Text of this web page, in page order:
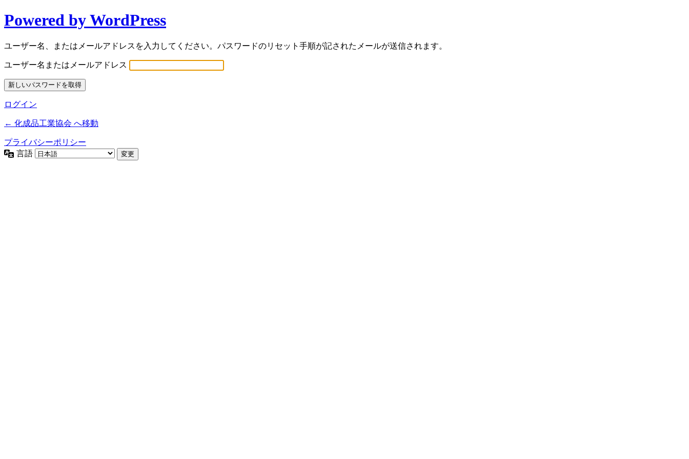
Powered by WordPress
ユーザー名、またはメールアドレスを入力してください。パスワードのリセット手順が記されたメールが送信されます。
ユーザー名またはメールアドレス
ログイン
← 化成品工業協会 へ移動
プライバシーポリシー
言語